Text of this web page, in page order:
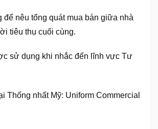
để nêu tổng quát mua bán giữa nhà
tiêu thụ cuối cùng.
sử dụng khi nhắc đến lĩnh vực Tư
Thống nhất Mỹ: Uniform Commercial